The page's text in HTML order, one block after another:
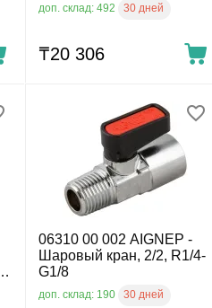
доп. склад: 492
30 дней
₸20 306
06310 00 002 AIGNEP -
Шаровый кран, 2/2, R1/4-
G1/8
доп. склад: 190 30 дней